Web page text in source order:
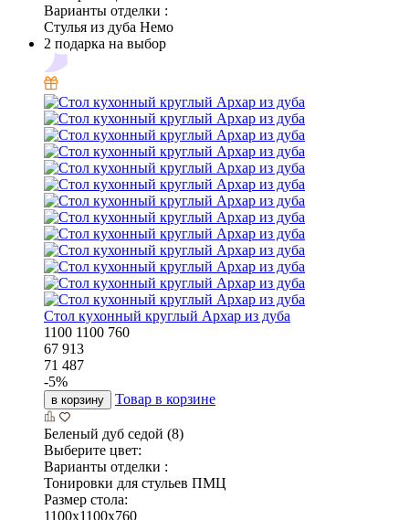
Варианты отделки :
Стулья из дуба Немо
2 подарка на выбор
Стол кухонный круглый Архар из дуба
1100 1100 760
67 913
71 487
-5%
в корзину Товар в корзине
Беленый дуб седой (8)
Выберите цвет:
Варианты отделки :
Тонировки для стульев ПМЦ
Размер стола:
1100x1100x760